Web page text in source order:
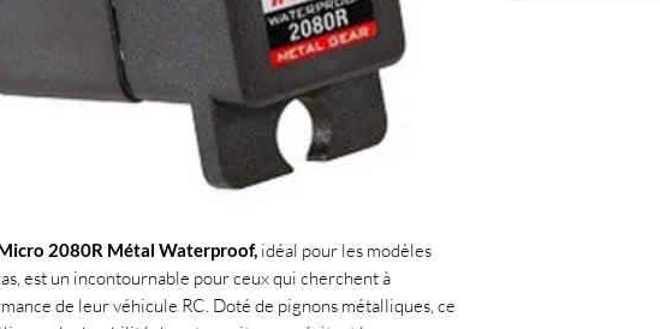
2080R Métal Waterproof, idéal pour les modèles
est un incontournable pour ceux qui cherchent à
de leur véhicule RC. Doté de pignons métalliques, ce